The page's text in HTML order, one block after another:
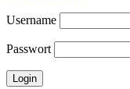
Username
Passwort